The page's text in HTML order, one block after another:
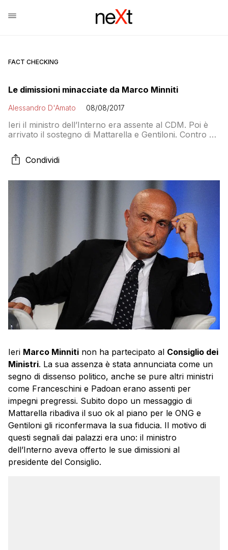
FACT CHECKING
Le dimissioni minacciate da Marco Minniti
Alessandro D'Amato 08/08/2017
Ieri il ministro dell’Interno era assente al CDM. Poi è
arrivato il sostegno di Mattarella e Gentiloni. Contro di
vengono le regole del diritto internazionale che
impongono il soccorso in mare
Condividi
Ieri Marco Minniti non ha partecipato al Consiglio dei
Ministri. La sua assenza è stata annunciata come un
segno di dissenso politico, anche se pure altri ministri
come Franceschini e Padoan erano assenti per
impegni pregressi. Subito dopo un messaggio di
Mattarella ribadiva il suo ok al piano per le ONG e
Gentiloni gli riconfermava la sua fiducia. Il motivo di
questi segnali dai palazzi era uno: il ministro
dell’Interno aveva offerto le sue dimissioni al
presidente del Consiglio.